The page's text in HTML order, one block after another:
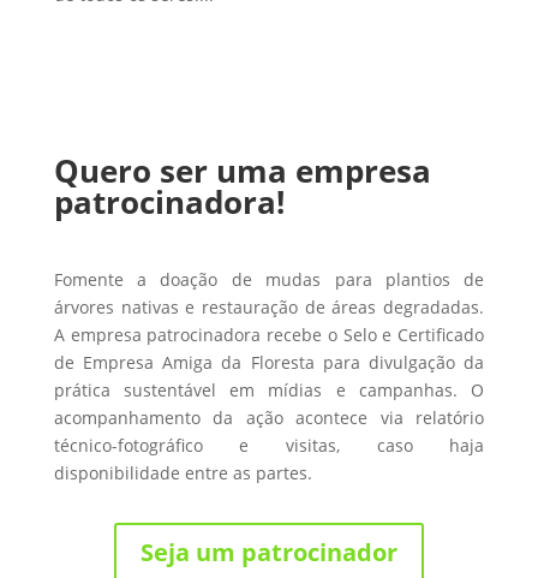
Quero ser uma empresa
patrocinadora!
Fomente a doação de mudas para plantios de
árvores nativas e restauração de áreas degradadas.
A empresa patrocinadora recebe o Selo e Certificado
de Empresa Amiga da Floresta para divulgação da
prática sustentável em mídias e campanhas. O
acompanhamento da ação acontece via relatório
técnico-fotográfico e visitas, caso haja
disponibilidade entre as partes.
Seja um patrocinador